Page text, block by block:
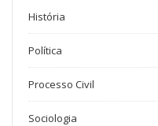
História
Política
Processo Civil
Sociologia